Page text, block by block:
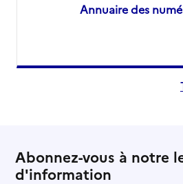
Annuaire des
Abonnez-vous à notre
d'information